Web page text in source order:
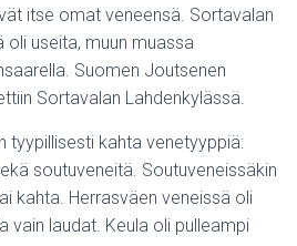
itse omat veneensä. Sortavalan
oli useita, muun muassa
Suomen Joutsenen
Sortavalan Lahdenkylässä.
tyypillisesti kahta venetyyppiä:
soutuveneitä. Soutuveneissäkin
kahta. Herrasväen veneissä oli
vain laudat. Keula oli pulleampi